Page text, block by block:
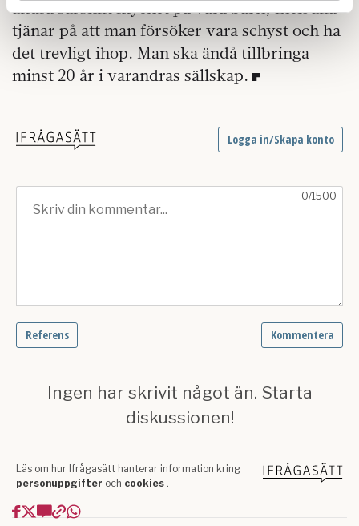
Dessa kan i sin tur kombinera informationen med annan
information som du har tillhandahållit eller som de har
samlat in när du har använt deras tjänster.
Om du vill läsa mer om hur vi hanterar personuppgifter
ändra särskilt mycket på våra barn, men alla
tjänar på att man försöker vara schyst och ha
det trevligt ihop. Man ska ändå tillbringa
minst 20 år i varandras sällskap.